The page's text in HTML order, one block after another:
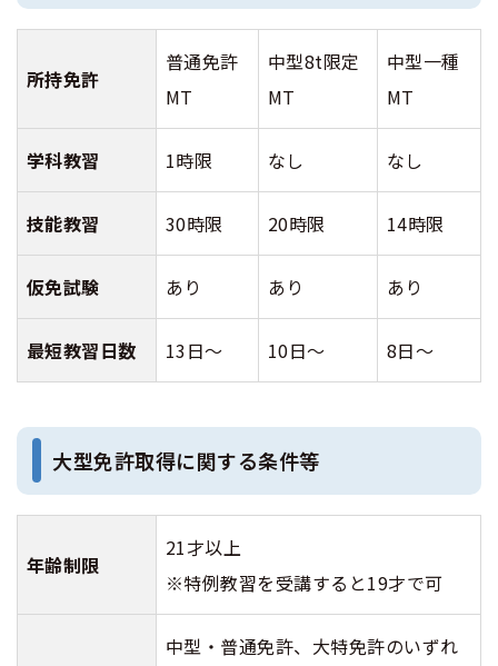
所持免許
普通免許
MT
中型8t限定
MT
中型一種
MT
学科教習 1時限 なし なし
技能教習 30時限 20時限 14時限
仮免試験 あり あり あり
最短教習日数 13日～ 10日～ 8日～
大型免許取得に関する条件等
年齢制限
21才以上
※特例教習を受講すると19才で可
中型・普通免許、大特免許のいずれ